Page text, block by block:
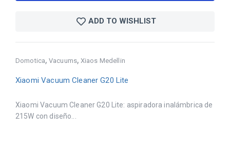
Domotica,Vacuums, Xiaos Medellin
Xiaomi Vacuum Cleaner G20 Lite
Xiaomi Vacuum Cleaner G20 Lite: aspiradora inalámbrica de
215W con diseño...
ADD TO WISHLIST